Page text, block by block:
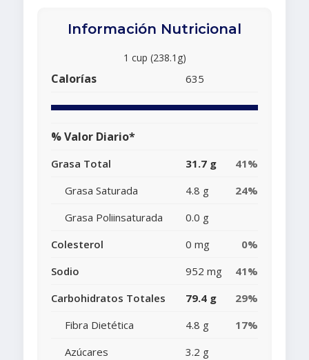
Información Nutricional
1 cup (238.1g)
Calorías 635
% Valor Diario*
Grasa Total 31.7 g
41%
Grasa Saturada
4.8 g
24%
Grasa Poliinsaturada
0.0 g
Colesterol
0 mg
0%
Sodio
952 mg
41%
Carbohidratos Totales
79.4 g
29%
Fibra Dietética
4.8 g
17%
Azúcares
3.2 g